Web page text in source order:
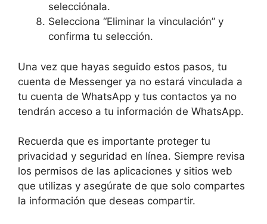
selecciónala.
Selecciona “Eliminar la vinculación” y
confirma tu selección.
Una vez que hayas seguido estos pasos, tu
cuenta de Messenger ya no estará vinculada a
tu cuenta de WhatsApp y tus contactos ya no
tendrán acceso a tu información de WhatsApp.
Recuerda que es importante proteger tu
privacidad y seguridad en línea. Siempre revisa
los permisos de las aplicaciones y sitios web
que utilizas y asegúrate de que solo compartes
la información que deseas compartir.